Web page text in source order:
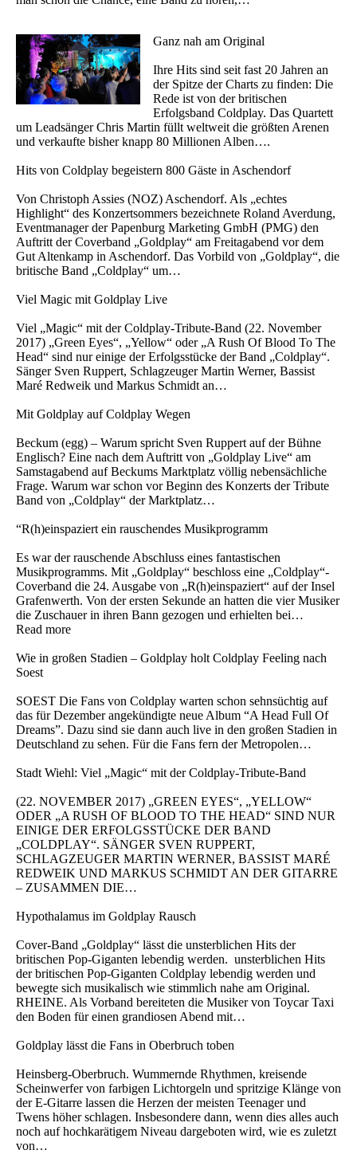
Ganz nah am Original
Ihre Hits sind seit fast 20 Jahren an
der Spitze der Charts zu finden: Die
Rede ist von der britischen
Erfolgsband Coldplay. Das Quartett
um Leadsänger Chris Martin füllt weltweit die größten Arenen
und verkaufte bisher knapp 80 Millionen Alben….
Hits von Coldplay begeistern 800 Gäste in Aschendorf
Von Christoph Assies (NOZ) Aschendorf. Als „echtes
Highlight“ des Konzertsommers bezeichnete Roland Averdung,
Eventmanager der Papenburg Marketing GmbH (PMG) den
Auftritt der Coverband „Goldplay“ am Freitagabend vor dem
Gut Altenkamp in Aschendorf. Das Vorbild von „Goldplay“, die
britische Band „Coldplay“ um…
Viel Magic mit Goldplay Live
Viel „Magic“ mit der Coldplay-Tribute-Band (22. November
2017) „Green Eyes“, „Yellow“ oder „A Rush Of Blood To The
Head“ sind nur einige der Erfolgsstücke der Band „Coldplay“.
Sänger Sven Ruppert, Schlagzeuger Martin Werner, Bassist
Maré Redweik und Markus Schmidt an…
Mit Goldplay auf Coldplay Wegen
Beckum (egg) – Warum spricht Sven Ruppert auf der Bühne
Englisch? Eine nach dem Auftritt von „Goldplay Live“ am
Samstagabend auf Beckums Marktplatz völlig nebensächliche
Frage. Warum war schon vor Beginn des Konzerts der Tribute
Band von „Coldplay“ der Marktplatz…
“R(h)einspaziert ein rauschendes Musikprogramm
Es war der rauschende Abschluss eines fantastischen
Musikprogramms. Mit „Goldplay“ beschloss eine „Coldplay“-
Coverband die 24. Ausgabe von „R(h)einspaziert“ auf der Insel
Grafenwerth. Von der ersten Sekunde an hatten die vier Musiker
die Zuschauer in ihren Bann gezogen und erhielten bei…
Read more
Wie in großen Stadien – Goldplay holt Coldplay Feeling nach
Soest
SOEST Die Fans von Coldplay warten schon sehnsüchtig auf
das für Dezember angekündigte neue Album “A Head Full Of
Dreams”. Dazu sind sie dann auch live in den großen Stadien in
Deutschland zu sehen. Für die Fans fern der Metropolen…
Stadt Wiehl: Viel „Magic“ mit der Coldplay-Tribute-Band
(22. NOVEMBER 2017) „GREEN EYES“, „YELLOW“
ODER „A RUSH OF BLOOD TO THE HEAD“ SIND NUR
EINIGE DER ERFOLGSSTÜCKE DER BAND
„COLDPLAY“. SÄNGER SVEN RUPPERT,
SCHLAGZEUGER MARTIN WERNER, BASSIST MARÉ
REDWEIK UND MARKUS SCHMIDT AN DER GITARRE
– ZUSAMMEN DIE…
Hypothalamus im Goldplay Rausch
Cover-Band „Goldplay“ lässt die unsterblichen Hits der
britischen Pop-Giganten lebendig werden. unsterblichen Hits
der britischen Pop-Giganten Coldplay lebendig werden und
bewegte sich musikalisch wie stimmlich nahe am Original.
RHEINE. Als Vorband bereiteten die Musiker von Toycar Taxi
den Boden für einen grandiosen Abend mit…
Goldplay lässt die Fans in Oberbruch toben
Heinsberg-Oberbruch. Wummernde Rhythmen, kreisende
Scheinwerfer von farbigen Lichtorgeln und spritzige Klänge von
der E-Gitarre lassen die Herzen der meisten Teenager und
Twens höher schlagen. Insbesondere dann, wenn dies alles auch
noch auf hochkarätigem Niveau dargeboten wird, wie es zuletzt
von…